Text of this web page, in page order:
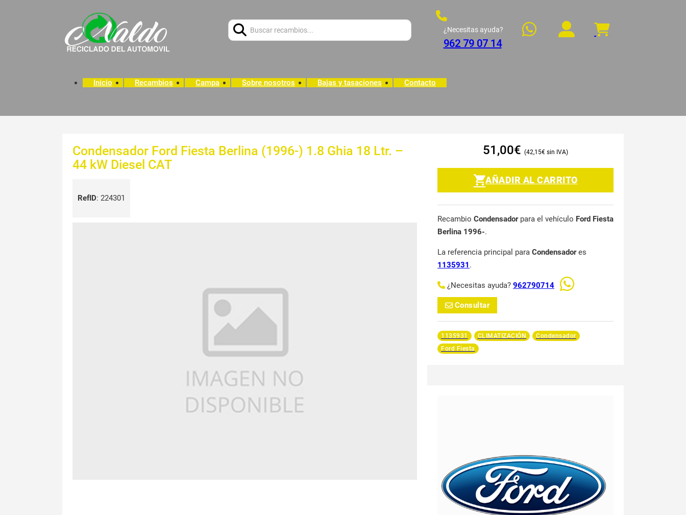
¿Necesitas ayuda?
962 79 07 14
Inicio Recambios Campa Sobre nosotros Bajas y tasaciones Contacto
Condensador Ford Fiesta Berlina (1996-) 1.8 Ghia 18 Ltr. –
44 kW Diesel CAT
RefID: 224301
51,00€ 42,15€
AÑADIR AL CARRITO
Recambio Condensadorpara el vehículo Ford Fiesta
Berlina 1996-.
La referencia principal para Condensadores
1135931 .
¿Necesitas ayuda? 962790714
Consultar
1135931 CLIMATIZACIÓN
Condensador
Ford Fiesta